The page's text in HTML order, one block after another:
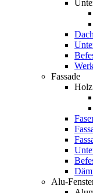
Fassade
Holz
Alu-